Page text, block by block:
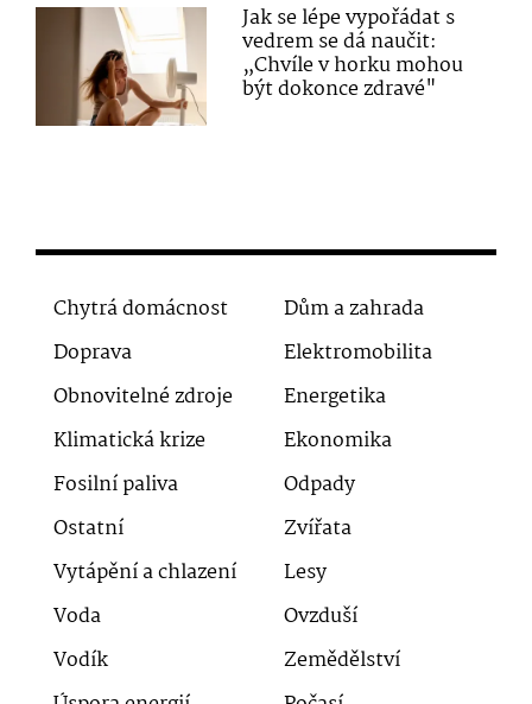
Jak se lépe vypořádat s
vedrem se dá naučit:
„Chvíle v horku mohou
být dokonce zdravé"
Chytrá domácnost
Dům a zahrada
Doprava
Elektromobilita
Obnovitelné zdroje
Energetika
Klimatická krize
Ekonomika
Fosilní paliva
Odpady
Ostatní
Zvířata
Vytápění a chlazení
Lesy
Voda
Ovzduší
Vodík
Zemědělství